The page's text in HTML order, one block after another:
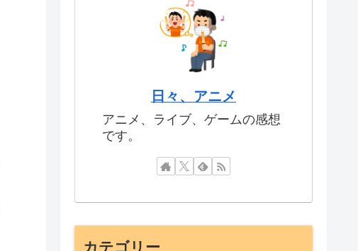
日々、アニメ
アニメ、ライブ、ゲームの感想
です。
カテゴリー